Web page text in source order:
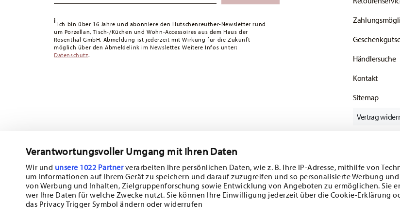
Verantwortungsvoller Umgang mit Ihren Daten
Wir und unsere 1022 Partnerverarbeiten Ihre persönlichen Daten, wie z. B. Ihre IP-Adresse, mithilfe von
um Informationen auf Ihrem Gerät zu speichern und darauf zuzugreifen und so personalisierte Werbung
von Werbung und Inhalten, Zielgruppenforschung sowie Entwicklung von Angeboten zu ermöglichen. Sie
wer Ihre Daten für welche Zwecke nutzt. Sie können Ihre Einwilligung jederzeit über die Cookie-Erklärung
das Privacy Trigger Symbol ändern oder widerrufen
Lieferzeit innerhalb Deutschlands:3-5 Werktage für vorrätige Artikel. Sie können die Lieferzeiten in
andere Länderhier einsehen.
Retouren:Für Retouren nutzen Sie bitte unserenRetourenservice
i Ich bin über 16 Jahre und abonniere den Hutschenreuther-Newsletter rund
um Porzellan, Tisch-/Küchen und Wohn-Accessoires aus dem Haus der
Rosenthal GmbH. Abmeldung ist jederzeit mit Wirkung für die Zukunft
möglich über den Abmeldelink im Newsletter. Weitere Infos unter:
Datenschutz.
Händlersuche
Kontakt
Sitemap
Vertrag
Folgen Sie uns auf